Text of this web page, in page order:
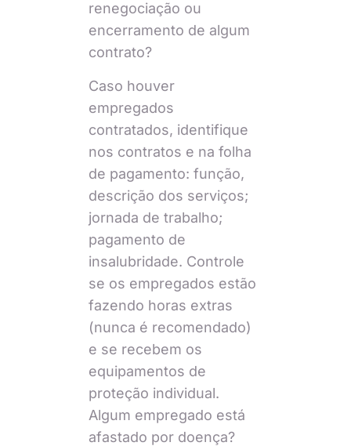
renegociação ou
encerramento de algum
contrato?
Caso houver
empregados
contratados, identifique
nos contratos e na folha
de pagamento: função,
descrição dos serviços;
jornada de trabalho;
pagamento de
insalubridade. Controle
se os empregados estão
fazendo horas extras
(nunca é recomendado)
e se recebem os
equipamentos de
proteção individual.
Algum empregado está
afastado por doença?